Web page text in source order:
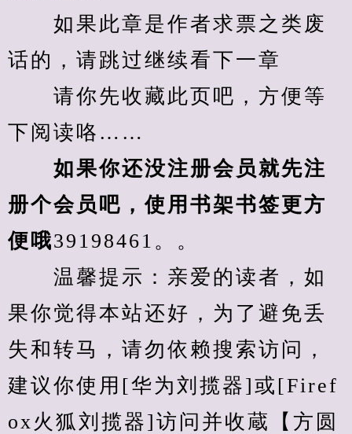
如果此章是作者求票之类废
话的，请跳过继续看下一章
请你先收藏此页吧，方便等
下阅读咯……
如果你还没注册会员就先注
册个会员吧，使用书架书签更方
便哦39198461。。
温馨提示：亲爱的读者，如
果你觉得本站还好，为了避免丢
失和转马，请勿依赖搜索访问，
建议你使用[华为刘揽器]或[Firef
ox火狐刘揽器]访问并收蔵【方圆